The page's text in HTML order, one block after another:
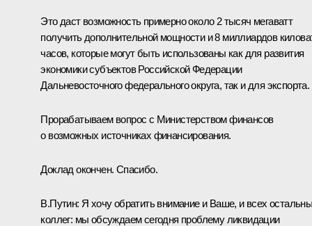
Это даст возможность примерно около 2 тысяч мегаватт
получить дополнительной мощности и 8 миллиардов
часов, которые могут быть использованы как для развития
экономики субъектов Российской Федерации
Дальневосточного федерального округа, так и для экспорта.
Прорабатываем вопрос с Министерством финансов
о возможных источниках финансирования.
Доклад окончен. Спасибо.
В.Путин: Я хочу обратить внимание и Ваше, и всех
коллег: мы обсуждаем сегодня проблему ликвидации